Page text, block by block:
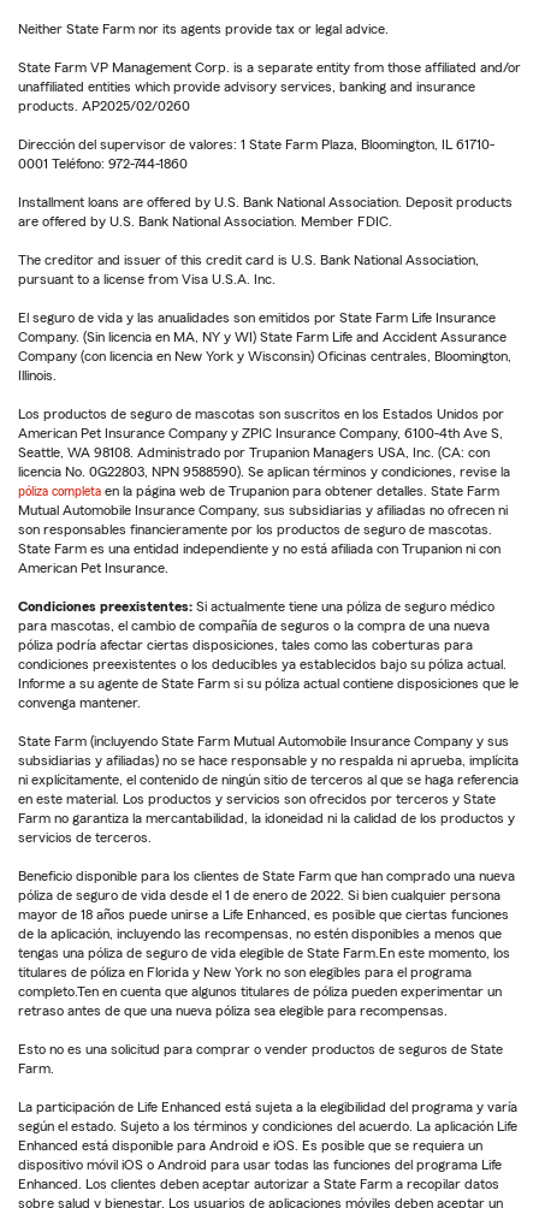
Neither State Farm nor its agents provide tax or legal advice.
State Farm VP Management Corp. is a separate entity from those affiliated and/or
unaffiliated entities which provide advisory services, banking and insurance
products. AP2025/02/0260
Dirección del supervisor de valores: 1 State Farm Plaza, Bloomington, IL 61710-
0001 Teléfono: 972-744-1860
Installment loans are offered by U.S. Bank National Association. Deposit products
are offered by U.S. Bank National Association. Member FDIC.
The creditor and issuer of this credit card is U.S. Bank National Association,
pursuant to a license from Visa U.S.A. Inc.
El seguro de vida y las anualidades son emitidos por State Farm Life Insurance
Company. (Sin licencia en MA, NY y WI) State Farm Life and Accident Assurance
Company (con licencia en New York y Wisconsin) Oficinas centrales, Bloomington,
Illinois.
Los productos de seguro de mascotas son suscritos en los Estados Unidos por
American Pet Insurance Company y ZPIC Insurance Company, 6100-4th Ave S,
Seattle, WA 98108. Administrado por Trupanion Managers USA, Inc. (CA: con
licencia No. 0G22803, NPN 9588590). Se aplican términos y condiciones, revise la
póliza completa en la página web de Trupanion para obtener detalles. State Farm
Mutual Automobile Insurance Company, sus subsidiarias y afiliadas no ofrecen ni
son responsables financieramente por los productos de seguro de mascotas.
State Farm es una entidad independiente y no está afiliada con Trupanion ni con
American Pet Insurance.
Condiciones preexistentes: Si actualmente tiene una póliza de seguro médico
para mascotas, el cambio de compañía de seguros o la compra de una nueva
póliza podría afectar ciertas disposiciones, tales como las coberturas para
condiciones preexistentes o los deducibles ya establecidos bajo su póliza actual.
Informe a su agente de State Farm si su póliza actual contiene disposiciones que le
convenga mantener.
State Farm (incluyendo State Farm Mutual Automobile Insurance Company y sus
subsidiarias y afiliadas) no se hace responsable y no respalda ni aprueba, implícita
ni explícitamente, el contenido de ningún sitio de terceros al que se haga referencia
en este material. Los productos y servicios son ofrecidos por terceros y State
Farm no garantiza la mercantabilidad, la idoneidad ni la calidad de los productos y
servicios de terceros.
Beneficio disponible para los clientes de State Farm que han comprado una nueva
póliza de seguro de vida desde el 1 de enero de 2022. Si bien cualquier persona
mayor de 18 años puede unirse a Life Enhanced, es posible que ciertas funciones
de la aplicación, incluyendo las recompensas, no estén disponibles a menos que
tengas una póliza de seguro de vida elegible de State Farm.En este momento, los
titulares de póliza en Florida y New York no son elegibles para el programa
completo.Ten en cuenta que algunos titulares de póliza pueden experimentar un
retraso antes de que una nueva póliza sea elegible para recompensas.
Esto no es una solicitud para comprar o vender productos de seguros de State
Farm.
La participación de Life Enhanced está sujeta a la elegibilidad del programa y varía
según el estado. Sujeto a los términos y condiciones del acuerdo. La aplicación Life
Enhanced está disponible para Android e iOS. Es posible que se requiera un
dispositivo móvil iOS o Android para usar todas las funciones del programa Life
Enhanced. Los clientes deben aceptar autorizar a State Farm a recopilar datos
sobre salud y bienestar. Los usuarios de aplicaciones móviles deben aceptar un